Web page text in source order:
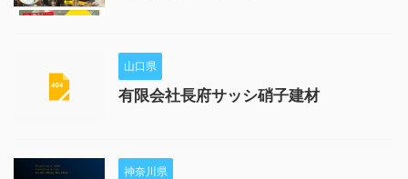
山口県
有限会社長府サッシ硝子建材
神奈川県